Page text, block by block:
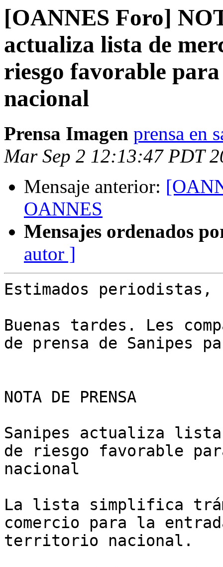
[OANNES Foro]
actualiza lista de
riesgo favorable
nacional
Prensa Imagen prensa en
Mar Sep 2 12:13:47 PDT
Mensaje anterior:
OANNES
Mensajes ordenados
autor ]
Estimados periodistas,
Buenas tardes. Les
de prensa de Sanipes
NOTA DE PRENSA
Sanipes actualiza
de riesgo favorable
nacional
La lista simplifica
comercio para la
territorio nacional.